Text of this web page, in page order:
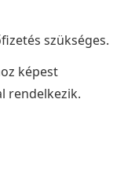
szükséges.
képest
rendelkezik.